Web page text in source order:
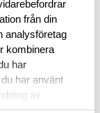
från din
analysföretag
kombinera
har
har använt
av
av